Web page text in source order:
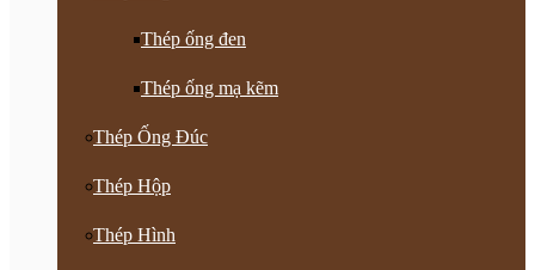
Thép ống đen
Thép ống mạ kẽm
Thép Ống Đúc
Thép Hộp
Thép Hình